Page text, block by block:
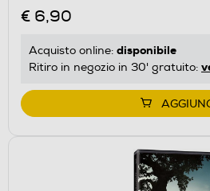
€ 6,90
Acquisto online: disponibile
Ritiro in negozio in 30' gratuito: